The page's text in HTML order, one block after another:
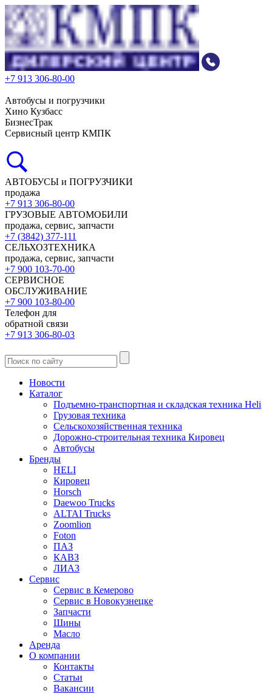
+7 913 306-80-00
Автобусы и погрузчики
Хино Кузбасс
БизнесТрак
Сервисный центр КМПК
АВТОБУСЫ и ПОГРУЗЧИКИ
продажа
+7 913 306-80-00
ГРУЗОВЫЕ АВТОМОБИЛИ
продажа, сервис, запчасти
+7 (3842) 377-111
СЕЛЬХОЗТЕХНИКА
продажа, сервис, запчасти
+7 900 103-70-00
СЕРВИСНОЕ
ОБСЛУЖИВАНИЕ
+7 900 103-80-00
Телефон для
обратной связи
+7 913 306-80-03
Новости
Каталог
Подъемно-транспортная и складская техника Heli
Грузовая техника
Сельскохозяйственная техника
Дорожно-строительная техника Кировец
Автобусы
Бренды
HELI
Кировец
Horsch
Daewoo Trucks
ALTAI Trucks
Zoomlion
Foton
ПАЗ
КАВЗ
ЛИАЗ
Сервис
Сервис в Кемерово
Сервис в Новокузнецке
Запчасти
Шины
Масло
Аренда
О компании
Контакты
Статьи
Вакансии